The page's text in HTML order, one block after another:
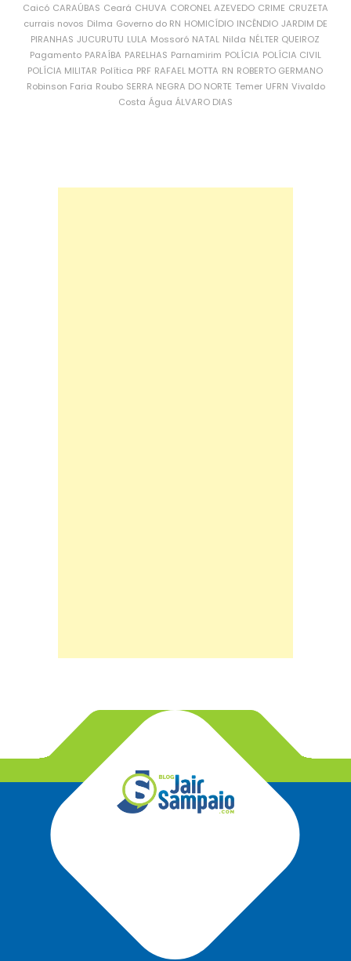
Caicó CARAÚBAS Ceará CHUVA CORONEL AZEVEDO CRIME CRUZETA
currais novos Dilma Governo do RN HOMICÍDIO INCÊNDIO JARDIM DE
PIRANHAS JUCURUTU LULA Mossoró NATAL Nilda NÉLTER QUEIROZ
Pagamento PARAÍBA PARELHAS Parnamirim POLÍCIA POLÍCIA CIVIL
POLÍCIA MILITAR Política PRF RAFAEL MOTTA RN ROBERTO GERMANO
Robinson Faria Roubo SERRA NEGRA DO NORTE Temer UFRN Vivaldo
Costa Água ÁLVARO DIAS